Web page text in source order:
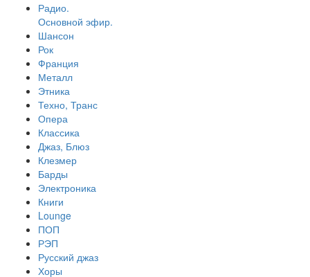
Радио.
Основной эфир.
Шансон
Рок
Франция
Металл
Этника
Техно, Транс
Опера
Классика
Джаз, Блюз
Клезмер
Барды
Электроника
Книги
Lounge
ПОП
РЭП
Русский джаз
Хоры